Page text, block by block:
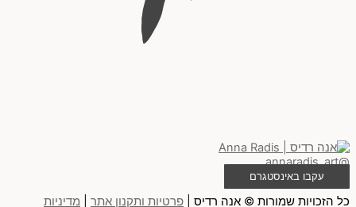
@annaradis_art
עקבו באינסטגרם
כל הזכויות שמורות © אנה רדיס | פרטיות ותקנון אתר
מדיניות